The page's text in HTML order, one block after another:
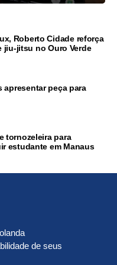
Roberto Cidade reforça
jitsu no Ouro Verde
apresentar peça para
tornozeleira para
estudante em Manaus
de seus